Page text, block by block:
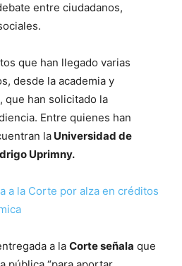
entre ciudadanos,
que han llegado varias
desde la academia y
que han solicitado la
Entre quienes han
la Universidad de
Uprimny.
a la Corte por alza en créditos
a la Corte señala que